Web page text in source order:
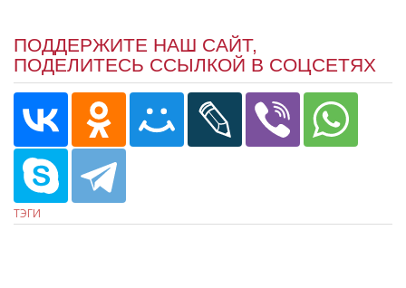
ПОДДЕРЖИТЕ НАШ САЙТ,
ПОДЕЛИТЕСЬ ССЫЛКОЙ В СОЦСЕТЯХ
ТЭГИ